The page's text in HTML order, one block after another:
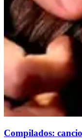
Compilados: